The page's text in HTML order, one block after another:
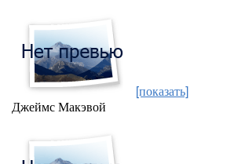
[показать]
Джеймс Макэвой